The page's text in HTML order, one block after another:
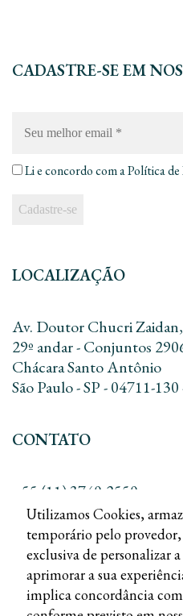
CADASTRE-SE EM
melhor
Li e concordo com aPolítica de
LOCALIZAÇÃO
Av. Doutor Chucri
29º andar - Conjuntos
Chácara Santo Antônio
São Paulo - SP - 04711-
CONTATO
+55 (11) 3740-2550
+55 (11) 3168-8010
contato@dreadv.com.br
Utilizamos Cookies,
temporário pelo
exclusiva de personalizar a
aprimorar a sua
implica concordância